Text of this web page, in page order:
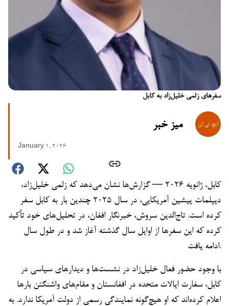
سفرهای زلمی خلیل‌زاد به کابل
میز خبر
January 1, 2026
کابل، ژانویه ۲۰۲۶ — گزارش‌ها نشان می‌دهد که زلمی خلیل‌زاد،
دیپلمات پیشین آمریکایی، در سال ۲۰۲۵ چندین بار به کابل سفر
کرده است. تاج‌الدین سروش، خبرنگار افغان، در تحلیل‌های خود تأکید
کرده که این سفرها از اوایل سال گذشته آغاز شد و در طول سال
ادامه یافت.
با وجود حضور فعال خلیل‌زاد در نشست‌ها و دیدارهای سیاسی در
کابل، سفارت ایالات متحده در افغانستان و مقام‌های واشنگتن بارها
اعلام کرده‌اند که او هیچ‌گونه نمایندگی رسمی از دولت آمریکا ندارد. به